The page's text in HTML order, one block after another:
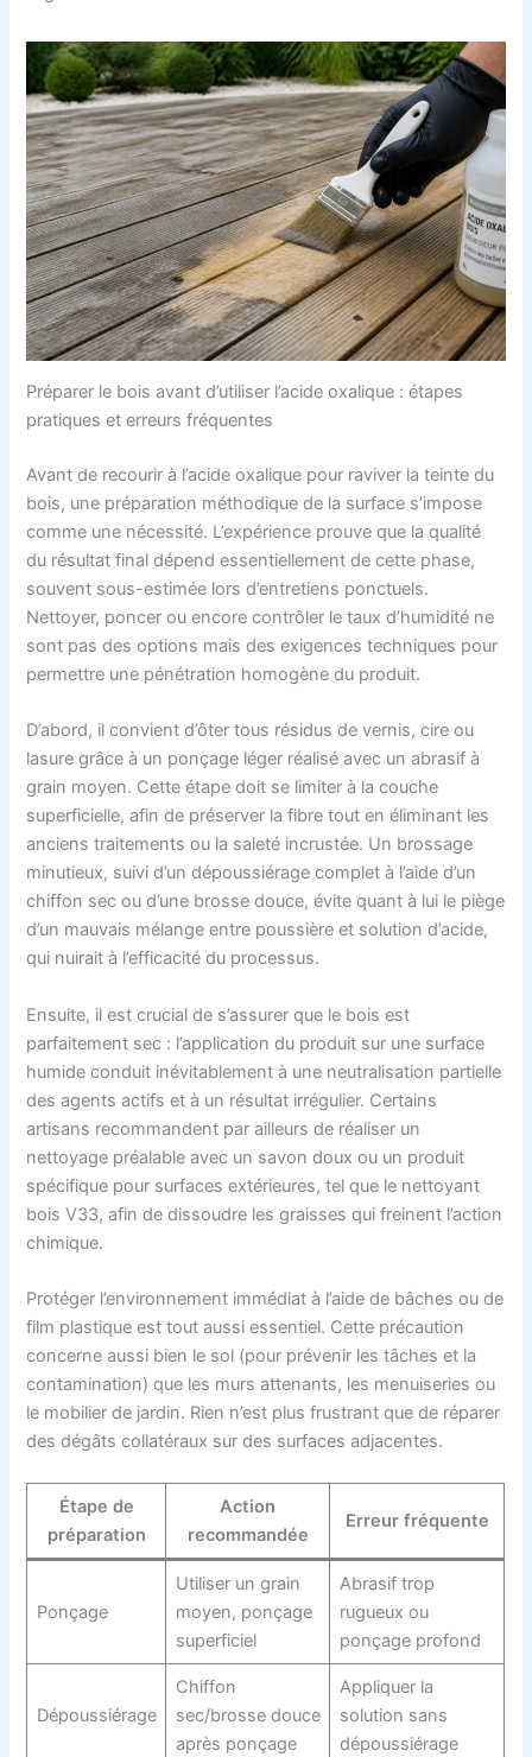
Préparer le bois avant d’utiliser l’acide oxalique : étapes
pratiques et erreurs fréquentes
Avant de recourir à l’acide oxalique pour raviver la teinte du
bois, une préparation méthodique de la surface s’impose
comme une nécessité. L’expérience prouve que la qualité
du résultat final dépend essentiellement de cette phase,
souvent sous-estimée lors d’entretiens ponctuels.
Nettoyer, poncer ou encore contrôler le taux d’humidité ne
sont pas des options mais des exigences techniques pour
permettre une pénétration homogène du produit.
D’abord, il convient d’ôter tous résidus de vernis, cire ou
lasure grâce à un ponçage léger réalisé avec un abrasif à
grain moyen. Cette étape doit se limiter à la couche
superficielle, afin de préserver la fibre tout en éliminant les
anciens traitements ou la saleté incrustée. Un brossage
minutieux, suivi d’un dépoussiérage complet à l’aide d’un
chiffon sec ou d’une brosse douce, évite quant à lui le piège
d’un mauvais mélange entre poussière et solution d’acide,
qui nuirait à l’efficacité du processus.
Ensuite, il est crucial de s’assurer que le bois est
parfaitement sec : l’application du produit sur une surface
humide conduit inévitablement à une neutralisation partielle
des agents actifs et à un résultat irrégulier. Certains
artisans recommandent par ailleurs de réaliser un
nettoyage préalable avec un savon doux ou un produit
spécifique pour surfaces extérieures, tel que le nettoyant
bois V33, afin de dissoudre les graisses qui freinent l’action
chimique.
Protéger l’environnement immédiat à l’aide de bâches ou de
film plastique est tout aussi essentiel. Cette précaution
concerne aussi bien le sol (pour prévenir les tâches et la
contamination) que les murs attenants, les menuiseries ou
le mobilier de jardin. Rien n’est plus frustrant que de réparer
des dégâts collatéraux sur des surfaces adjacentes.
Étape de
préparation
Action
recommandée
Erreur fréquente
Ponçage
Utiliser un grain
moyen, ponçage
superficiel
Abrasif trop
rugueux ou
ponçage profond
Dépoussiérage
Chiffon
sec/brosse douce
après ponçage
Appliquer la
solution sans
dépoussiérage